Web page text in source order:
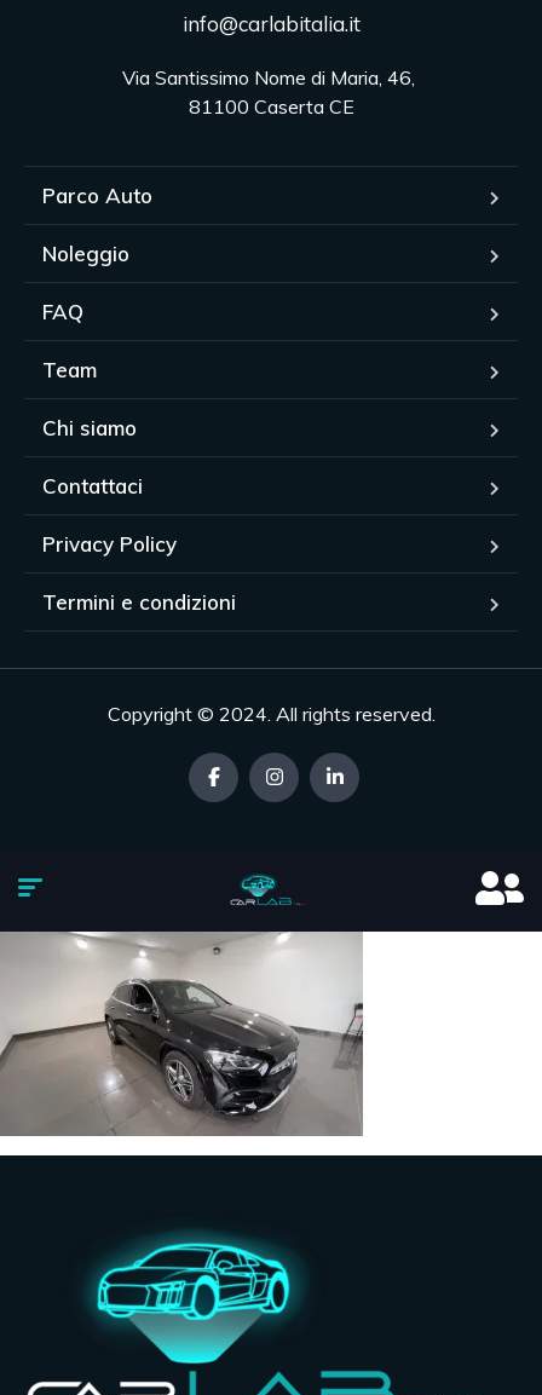
info@carlabitalia.it
Via Santissimo Nome di Maria, 46,
81100 Caserta CE
Parco Auto
Noleggio
FAQ
Team
Chi siamo
Contattaci
Privacy Policy
Termini e condizioni
Copyright © 2024. All rights reserved.